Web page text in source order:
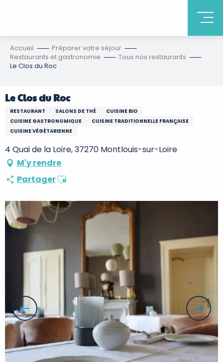
Accueil
Préparer votre séjour
Restaurants et gastronomie
Tous nos restaurants
Le Clos du Roc
Le Clos du Roc
RESTAURANT SALONS DE THÉ
CUISINE BIO
CUISINE GASTRONOMIQUE
CUISINE TRADITIONNELLE FRANÇAISE
CUISINE VÉGÉTARIENNE
4 Quai de la Loire, 37270 Montlouis-sur-Loire
M'y rendre
PartagerAjouter aux favoris